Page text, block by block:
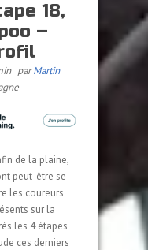
18,
–
parMartin
de la plaine,
peut-être se
les coureurs
sur la
les 4 étapes
ces derniers